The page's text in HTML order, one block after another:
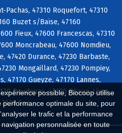
possible, Biocoop utilise
optimale du site, pour
le trafic et la performance
personnalisée en toute
Pachas, 47310 Roquefort, 47310
Buzet s/Baïse, 47160
Fieux, 47600 Francescas, 47310
Moncrabeau, 47600 Nomdieu,
47420 Durance, 47230 Barbaste,
Mongaillard, 47230 Pompiey,
47170 Gueyze, 47170 Lannes,
Poudenas, 47170 Réaup-Lisse,
Sos